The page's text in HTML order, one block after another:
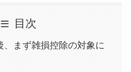
目次
、まず雑損控除の対象に